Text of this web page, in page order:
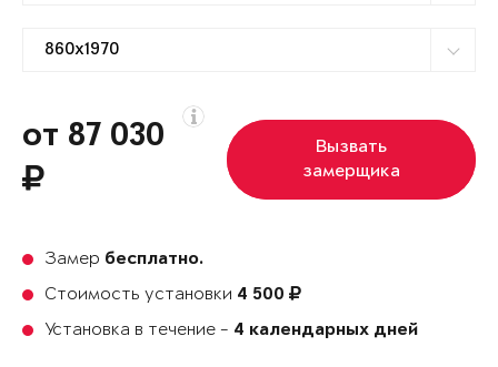
от 87 030
Вызвать
замерщика
Замер бесплатно.
Стоимость установки 4 500
Установка в течение - 4 календарных дней